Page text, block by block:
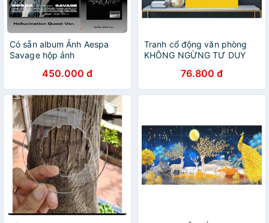
Có sẵn album Ảnh Aespa
Savage hộp ảnh
450.000 đ
Tranh cổ động văn phòng
KHÔNG NGỪNG TƯ DUY
76.800 đ